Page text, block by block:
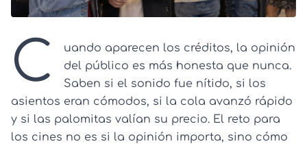
C
uando aparecen los créditos, la opinión
del público es más honesta que nunca.
Saben si el sonido fue nítido, si los
asientos eran cómodos, si la cola avanzó rápido
y si las palomitas valían su precio. El reto para
los cines no es si la opinión importa, sino cómo